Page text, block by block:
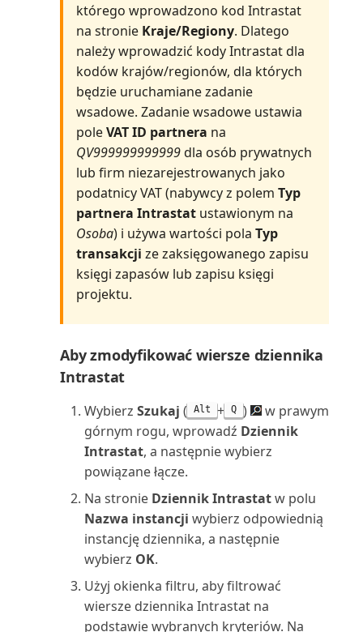
Struktura wiekowa zapasów:
wartość (raport)
Substytuty zapasów (raport)
Sugerowane fakturowanie
projektu (raport)
Szansa sprzedaży: lista (raport)
Szansa sprzedaży: Szczegóły
(raport)
Szczegółowe zestawienie
obrotów i sald (raport)
Szczegóły transakcji zadania
projektu (raport)
Szczegóły typów kosztów
(raport)
Szczegóły zamówień zapasów
Szczegóły środka trwałego
(raport)
Szczegóły środków trwałych
(raport Excel)
Tablica dyspozytora (raport)
którego wprowadzono kod Intrastat
na stronie Kraje/Regiony. Dlatego
należy wprowadzić kody Intrastat dla
kodów krajów/regionów, dla których
będzie uruchamiane zadanie
wsadowe. Zadanie wsadowe ustawia
poleVAT ID partnera na
QV999999999999dla osób prywatnych
lub firm niezarejestrowanych jako
podatnicy VAT (nabywcy z polem Typ
partnera Intrastatustawionym na
Osoba) i używa wartości pola Typ
transakcji ze zaksięgowanego zapisu
księgi zapasów lub zapisu księgi
projektu.
Aby zmodyfikować wiersze dziennika
Intrastat
Wybierz Szukaj ( Alt + Q )
w prawym
górnym rogu, wprowadź Dziennik
Intrastat, a następnie wybierz
powiązane łącze.
Na stronie Dziennik Intrastatw polu
Nazwa instancji wybierz odpowiednią
instancję dziennika, a następnie
wybierz OK.
Użyj okienka filtru, aby filtrować
wiersze dziennika Intrastat na
podstawie wybranych kryteriów. Na